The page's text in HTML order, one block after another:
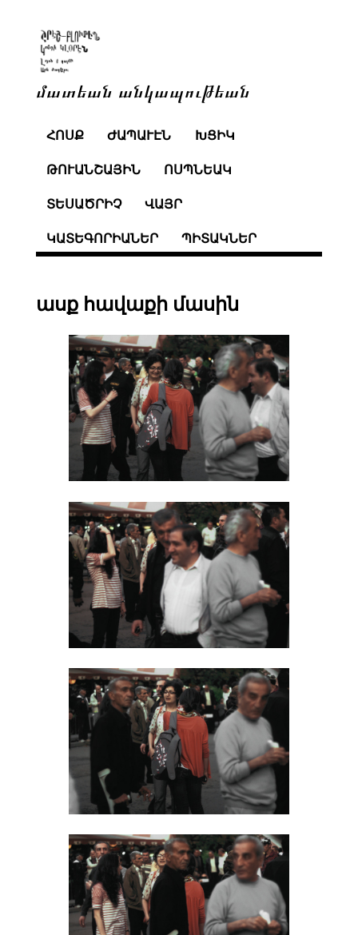
մատեան անկապութեան
ՀՈՍՔ ԺԱՊԱՒԷՆ ԽՑԻԿ
ԹՈՒԱՆՇԱՅԻՆ ՈՍՊՆԵԱԿ
ՏԵՍԱԾՐԻՉ ՎԱՅՐ
ԿԱՏԵԳՈՐԻԱՆԵՐ ՊԻՏԱԿՆԵՐ
ասք հավաքի մասին